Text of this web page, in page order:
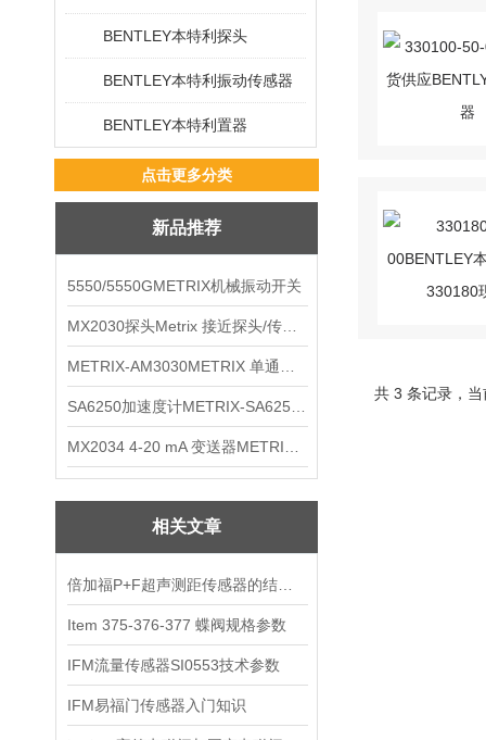
BENTLEY本特利探头
BENTLEY本特利振动传感器
BENTLEY本特利置器
点击更多分类
新品推荐
5550/5550GMETRIX机械振动开关
相关文章
​Item 375-376-377 蝶阀规格参数
IFM流量传感器SI0553技术参数
IFM易福门传感器入门知识
共 3 条记录，